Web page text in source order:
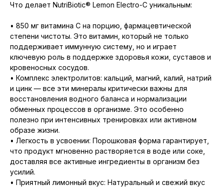
Что делает NutriBiotic® Lemon Electro-C уникальным:
• 850 мг витамина C на порцию, фармацевтической
степени чистоты. Это витамин, который не только
поддерживает иммунную систему, но и играет
ключевую роль в поддержке здоровья кожи, суставов и
кровеносных сосудов.
• Комплекс электролитов: кальций, магний, калий, натрий
и цинк — все эти минералы критически важны для
восстановления водного баланса и нормализации
обменных процессов в организме. Это особенно
полезно при интенсивных тренировках или активном
образе жизни.
• Легкость в усвоении: Порошковая форма гарантирует,
что продукт мгновенно растворяется в воде или соке,
доставляя все активные ингредиенты в организм без
усилий.
• Приятный лимонный вкус: Натуральный и свежий вкус